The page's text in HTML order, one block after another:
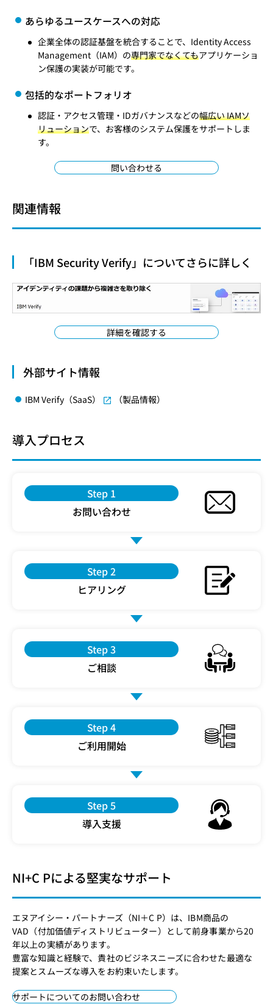
あらゆるユースケースへの対応
企業全体の認証基盤を統合することで、Identity Access
Management（IAM）の専門家でなくてもアプリケーショ
ン保護の実装が可能です。
包括的なポートフォリオ
認証・アクセス管理・IDガバナンスなどの幅広い IAMソ
リューションで、お客様のシステム保護をサポートしま
す。
問い合わせる
関連情報
「IBM Security Verify」についてさらに詳しく
詳細を確認する
外部サイト情報
IBM Verify（SaaS） （製品情報）
導入プロセス
Step 1
お問い合わせ
Step 2
ヒアリング
Step 3
ご相談
Step 4
ご利用開始
Step 5
導入支援
NI+C Pによる堅実なサポート
エヌアイシー・パートナーズ（NI＋C P）は、IBM商品の
VAD（付加価値ディストリビューター）として前身事業から20
年以上の実績があります。
豊富な知識と経験で、貴社のビジネスニーズに合わせた最適な
提案とスムーズな導入をお約束いたします。
サポートについてのお問い合わせ